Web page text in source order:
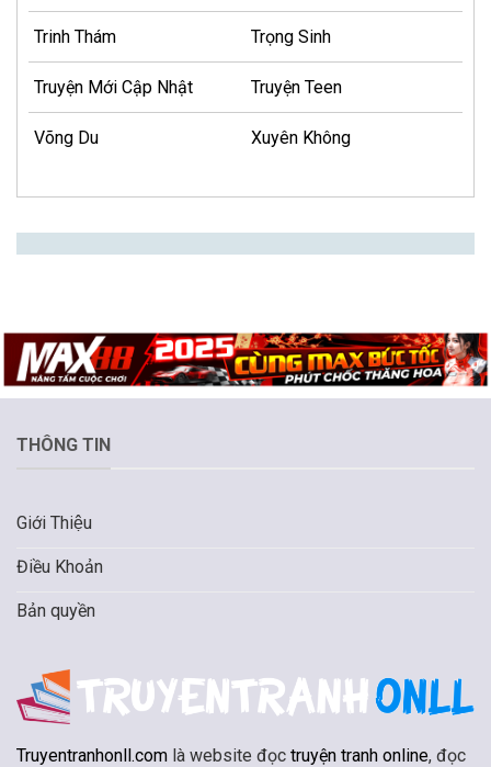
Trinh Thám Trọng Sinh
Truyện Mới Cập Nhật Truyện Teen
Võng Du Xuyên Không
THÔNG TIN
Giới Thiệu
Điều Khoản
Bản quyền
Truyentranhonll.com là website đọc truyện tranh online, đọc